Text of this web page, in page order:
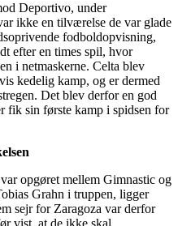
Deportivo, under
ikke en tilværelse de var glade
fodboldopvisning,
efter en times spil, hvor
i netmaskerne. Celta blev
kedelig kamp, og er dermed
Det blev derfor en god
fik sin første kamp i spidsen for
opgøret mellem Gimnastic og
Grahn i truppen, ligger
sejr for Zaragoza var derfor
vist, at de ikke skal